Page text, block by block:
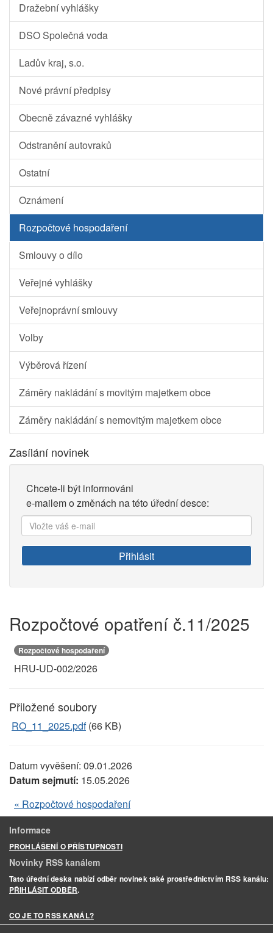
Dražební vyhlášky
DSO Společná voda
Ladův kraj, s.o.
Nové právní předpisy
Obecně závazné vyhlášky
Odstranění autovraků
Ostatní
Oznámení
Rozpočtové hospodaření
Smlouvy o dílo
Veřejné vyhlášky
Veřejnoprávní smlouvy
Volby
Výběrová řízení
Záměry nakládání s movitým majetkem obce
Záměry nakládání s nemovitým majetkem obce
Zasílání novinek
Chcete-li být informováni
e-mailem o změnách na této úřední desce:
Vložte
váš
e-
mail:
Přihlásit
Rozpočtové opatření č.11/2025
Rozpočtové hospodaření
HRU-UD-002/2026
Přiložené soubory
RO_11_2025.pdf(66 KB)
Datum vyvěšení: 09.01.2026
Datum sejmutí: 15.05.2026
« Rozpočtové hospodaření
Informace
PROHLÁŠENÍ O PŘÍSTUPNOSTI
Novinky RSS kanálem
Tato úřední deska nabízí odběr novinek také prostřednictvím RSS kanálu:
PŘIHLÁSIT ODBĚR.
CO JE TO RSS KANÁL?